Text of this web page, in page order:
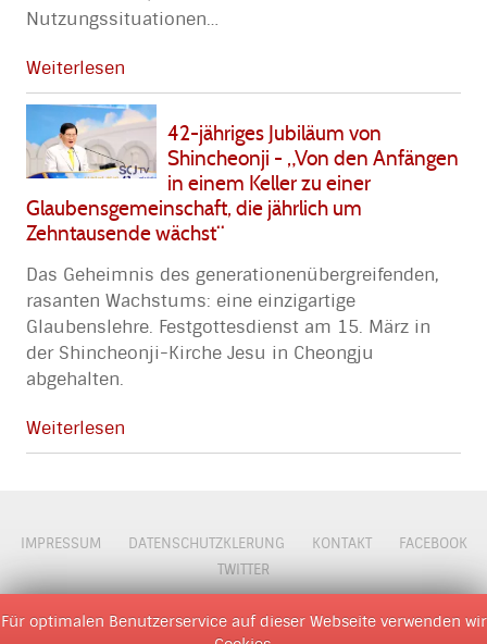
Nutzungssituationen…
Weiterlesen
42-jähriges Jubiläum von
Shincheonji - „Von den Anfängen
in einem Keller zu einer
Glaubensgemeinschaft, die jährlich um
Zehntausende wächst“
Das Geheimnis des generationenübergreifenden,
rasanten Wachstums: eine einzigartige
Glaubenslehre. Festgottesdienst am 15. März in
der Shincheonji-Kirche Jesu in Cheongju
abgehalten.
Weiterlesen
IMPRESSUM DATENSCHUTZKLERUNG KONTAKT
FACEBOOK
TWITTER
© 2009 - 2026 D M O Z
Für optimalen Benutzerservice auf dieser Webseite verwenden wir